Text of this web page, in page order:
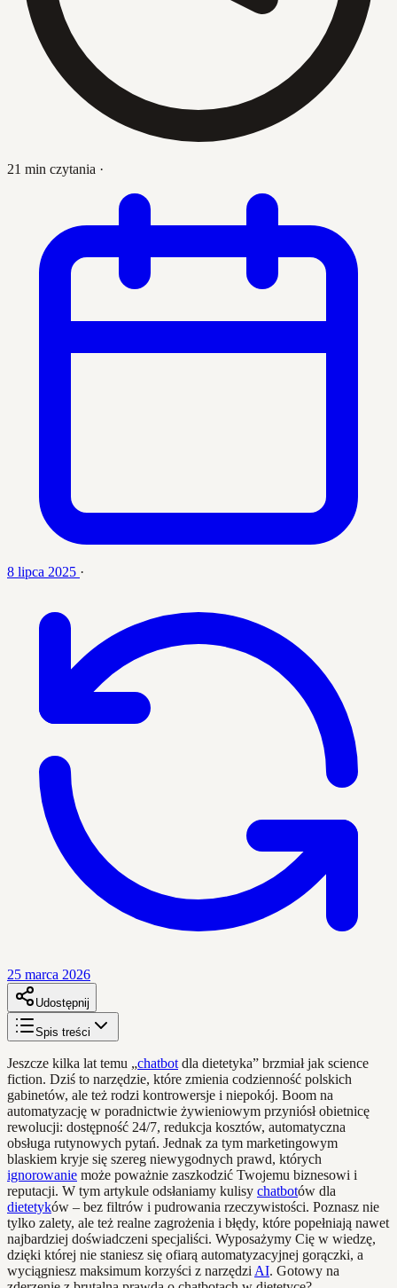
21 min czytania ·
8 lipca 2025 ·
25 marca 2026
Udostępnij
Spis treści
Jeszcze kilka lat temu „chatbot dla dietetyka” brzmiał jak science
fiction. Dziś to narzędzie, które zmienia codzienność polskich
gabinetów, ale też rodzi kontrowersje i niepokój. Boom na
automatyzację w poradnictwie żywieniowym przyniósł obietnicę
rewolucji: dostępność 24/7, redukcja kosztów, automatyczna
obsługa rutynowych pytań. Jednak za tym marketingowym
blaskiem kryje się szereg niewygodnych prawd, których
ignorowanie może poważnie zaszkodzić Twojemu biznesowi i
reputacji. W tym artykule odsłaniamy kulisy chatbotów dla
dietetyków – bez filtrów i pudrowania rzeczywistości. Poznasz nie
tylko zalety, ale też realne zagrożenia i błędy, które popełniają nawet
najbardziej doświadczeni specjaliści. Wyposażymy Cię w wiedzę,
dzięki której nie staniesz się ofiarą automatyzacyjnej gorączki, a
wyciągniesz maksimum korzyści z narzędzi AI. Gotowy na